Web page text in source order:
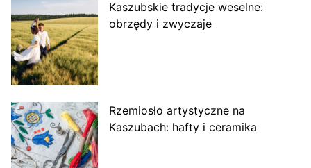
Kaszubskie tradycje weselne:
obrzędy i zwyczaje
Rzemiosło artystyczne na
Kaszubach: hafty i ceramika